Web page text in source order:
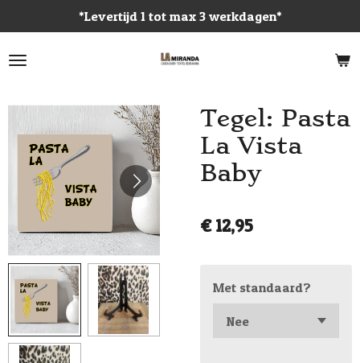
direct
naar
*Levertijd 1 tot max 3 werkdagen*
Tegel: Pasta
La Vista
Baby
€ 12,95
Met standaard?